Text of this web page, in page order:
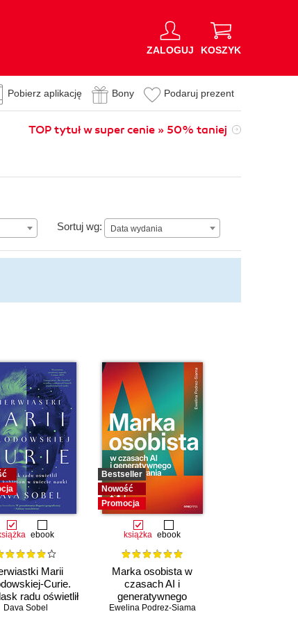
ZALOGUJ KOSZYK
Pobierz aplikację Bony Podaruj prezent
TOP tytuł w super cenie » 50% taniej
Sortuj wg: Data wydania
Data wydania
Daniel Slater,
ebook
Marii
Curie.
radu oświetlił
kobietom w
Dava Sobel
Bestseller
Nowość
Promocja
książka ebook
Marka osobista w
czasach AI i
generatywnego
wyszukiwania
Ewelina Podrez-Siama